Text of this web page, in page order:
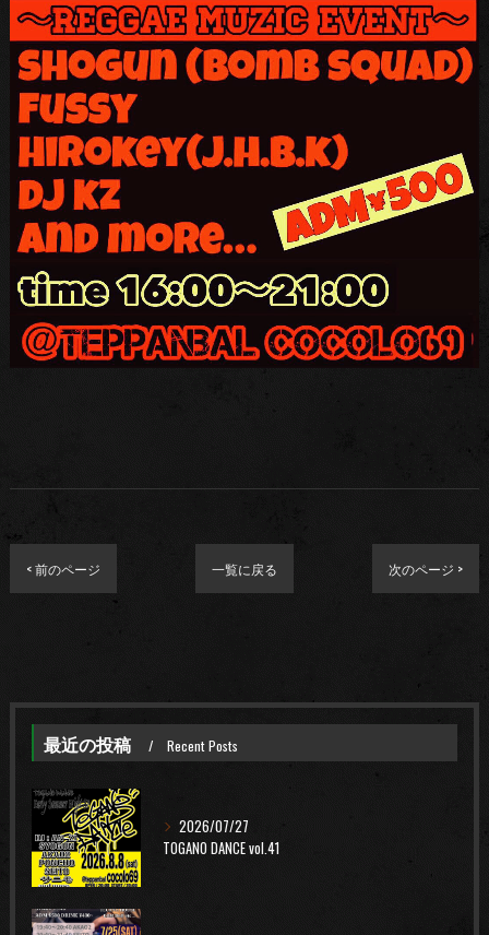
< 前のページ 一覧に戻る 次のページ >
最近の投稿 Recent Posts
2026/07/27
TOGANO DANCE vol.41